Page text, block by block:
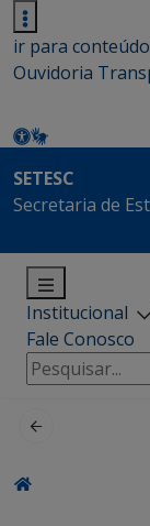
ir para conteúdo
Ouvidoria
SETESC
Secretaria de
Institucional
Fale Conosco
Pesquisar
por: